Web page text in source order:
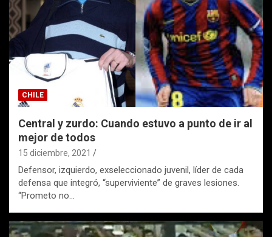
CHILE
Central y zurdo: Cuando estuvo a punto de ir al
mejor de todos
15 diciembre, 2021
Defensor, izquierdo, exseleccionado juvenil, líder de cada
defensa que integró, “superviviente” de graves lesiones.
“Prometo no…